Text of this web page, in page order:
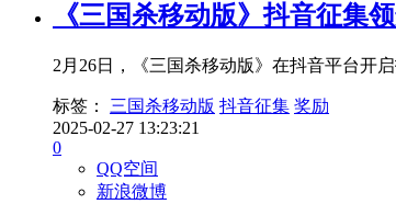
《三国杀移动版》抖音征集
2月26日，《三国杀移动版》在抖音平台开
标签： 三国杀移动版 抖音征集 奖励
2025-02-27 13:23:21
0
QQ空间
新浪微博